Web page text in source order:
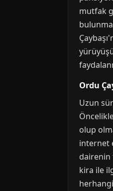
mutfak
Ordu
Uzun
olup
internet
dairenin
kira ile